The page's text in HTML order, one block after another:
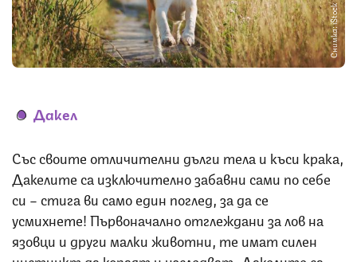
Снимка: iStock
Дакел
Със своите отличителни дълги тела и къси крака,
Дакелите са изключително забавни сами по себе
си – стига ви само един поглед, за да се
усмихнете! Първоначално отглеждани за лов на
язовци и други малки животни, те имат силен